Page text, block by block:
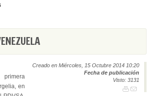
Creado en Miércoles, 15 Octubre 2014 10:20
Fecha de publicación
Visto: 3131
en